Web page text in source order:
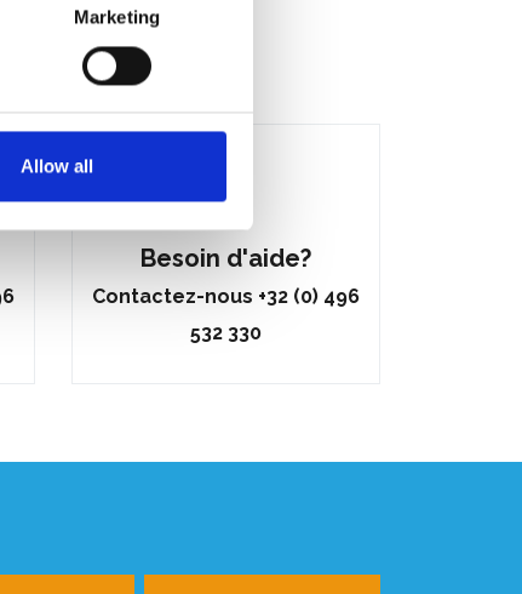
Marketing
Allow all
Besoin d'aide?
Contactez-nous +32 (0) 496
532 330